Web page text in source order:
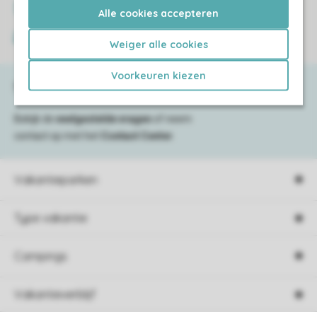
Alle cookies accepteren
Weiger alle cookies
Voorkeuren kiezen
Veilige gegevensoverdracht
Vakantieparken
Type vakantie
Campings
Vakantieverblijf
Service & contact
Bekijk de veelgestelde vragen
of neem
contact op met het
Contact Center